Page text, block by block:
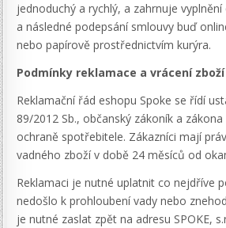
jednoduchý a rychlý, a zahrnuje
a následné podepsání smlouvy buď
nebo papírově prostřednictvím kurýra.
Podmínky reklamace a vrácení zboží
Reklamační řád eshopu Spoke se řídí
89/2012 Sb., občanský zákoník a
ochraně spotřebitele. Zákazníci mají
vadného zboží v době 24 měsíců od
Reklamaci je nutné uplatnit co nejdříve
nedošlo k prohloubení vady nebo
je nutné zaslat zpět na adresu SPOKE,